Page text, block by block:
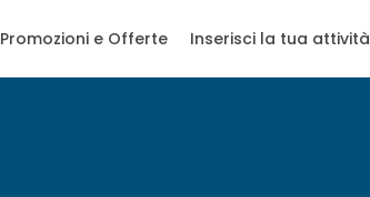
Promozioni e Offerte Inserisci la tua attività